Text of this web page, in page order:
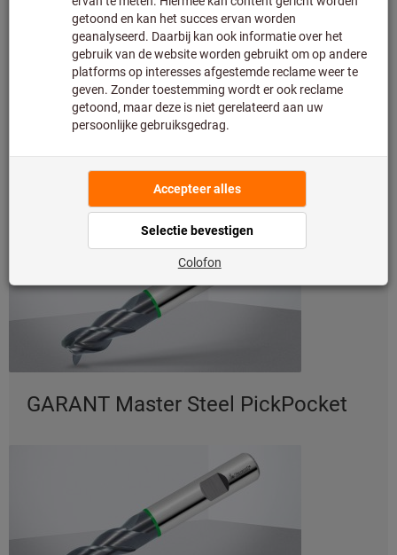
Ungleichteilung
Höchste Standzeit
Optimale Spanabfuhr dank großen Spanräumen
Für universellen Einsatz:Grünring(Stahl / Rostfrei /
Guß)
Die GARANT Master Steel Fräser:
GARANT Master Steel PickPocket